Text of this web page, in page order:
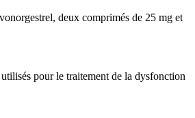
deux comprimés de 25 mg et
pour le traitement de la dysfonction